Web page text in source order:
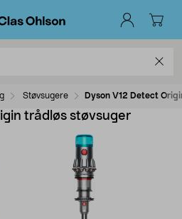
Støvsugere Dyson V12 Detect
trådløs støvsuger